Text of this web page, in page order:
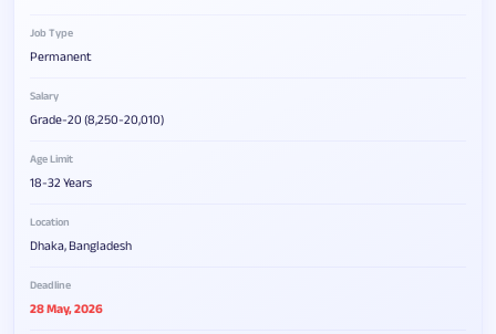
Job Type
Permanent
Salary
Grade-20 (8,250-20,010)
Age Limit
18-32 Years
Location
Dhaka, Bangladesh
Deadline
28 May, 2026